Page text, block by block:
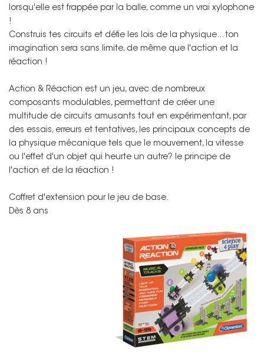
lorsqu'elle est frappée par la balle, comme un vrai xylophone
!
Construis tes circuits et défie les lois de la physique... ton
imagination sera sans limite, de même que l'action et la
réaction !
Action & Réaction est un jeu, avec de nombreux
composants modulables, permettant de créer une
multitude de circuits amusants tout en expérimentant, par
des essais, erreurs et tentatives, les principaux concepts de
la physique mécanique tels que le mouvement, la vitesse
ou l'effet d'un objet qui heurte un autre? le principe de
l'action et de la réaction !
Coffret d'extension pour le jeu de base.
Dès 8 ans
Non merci !